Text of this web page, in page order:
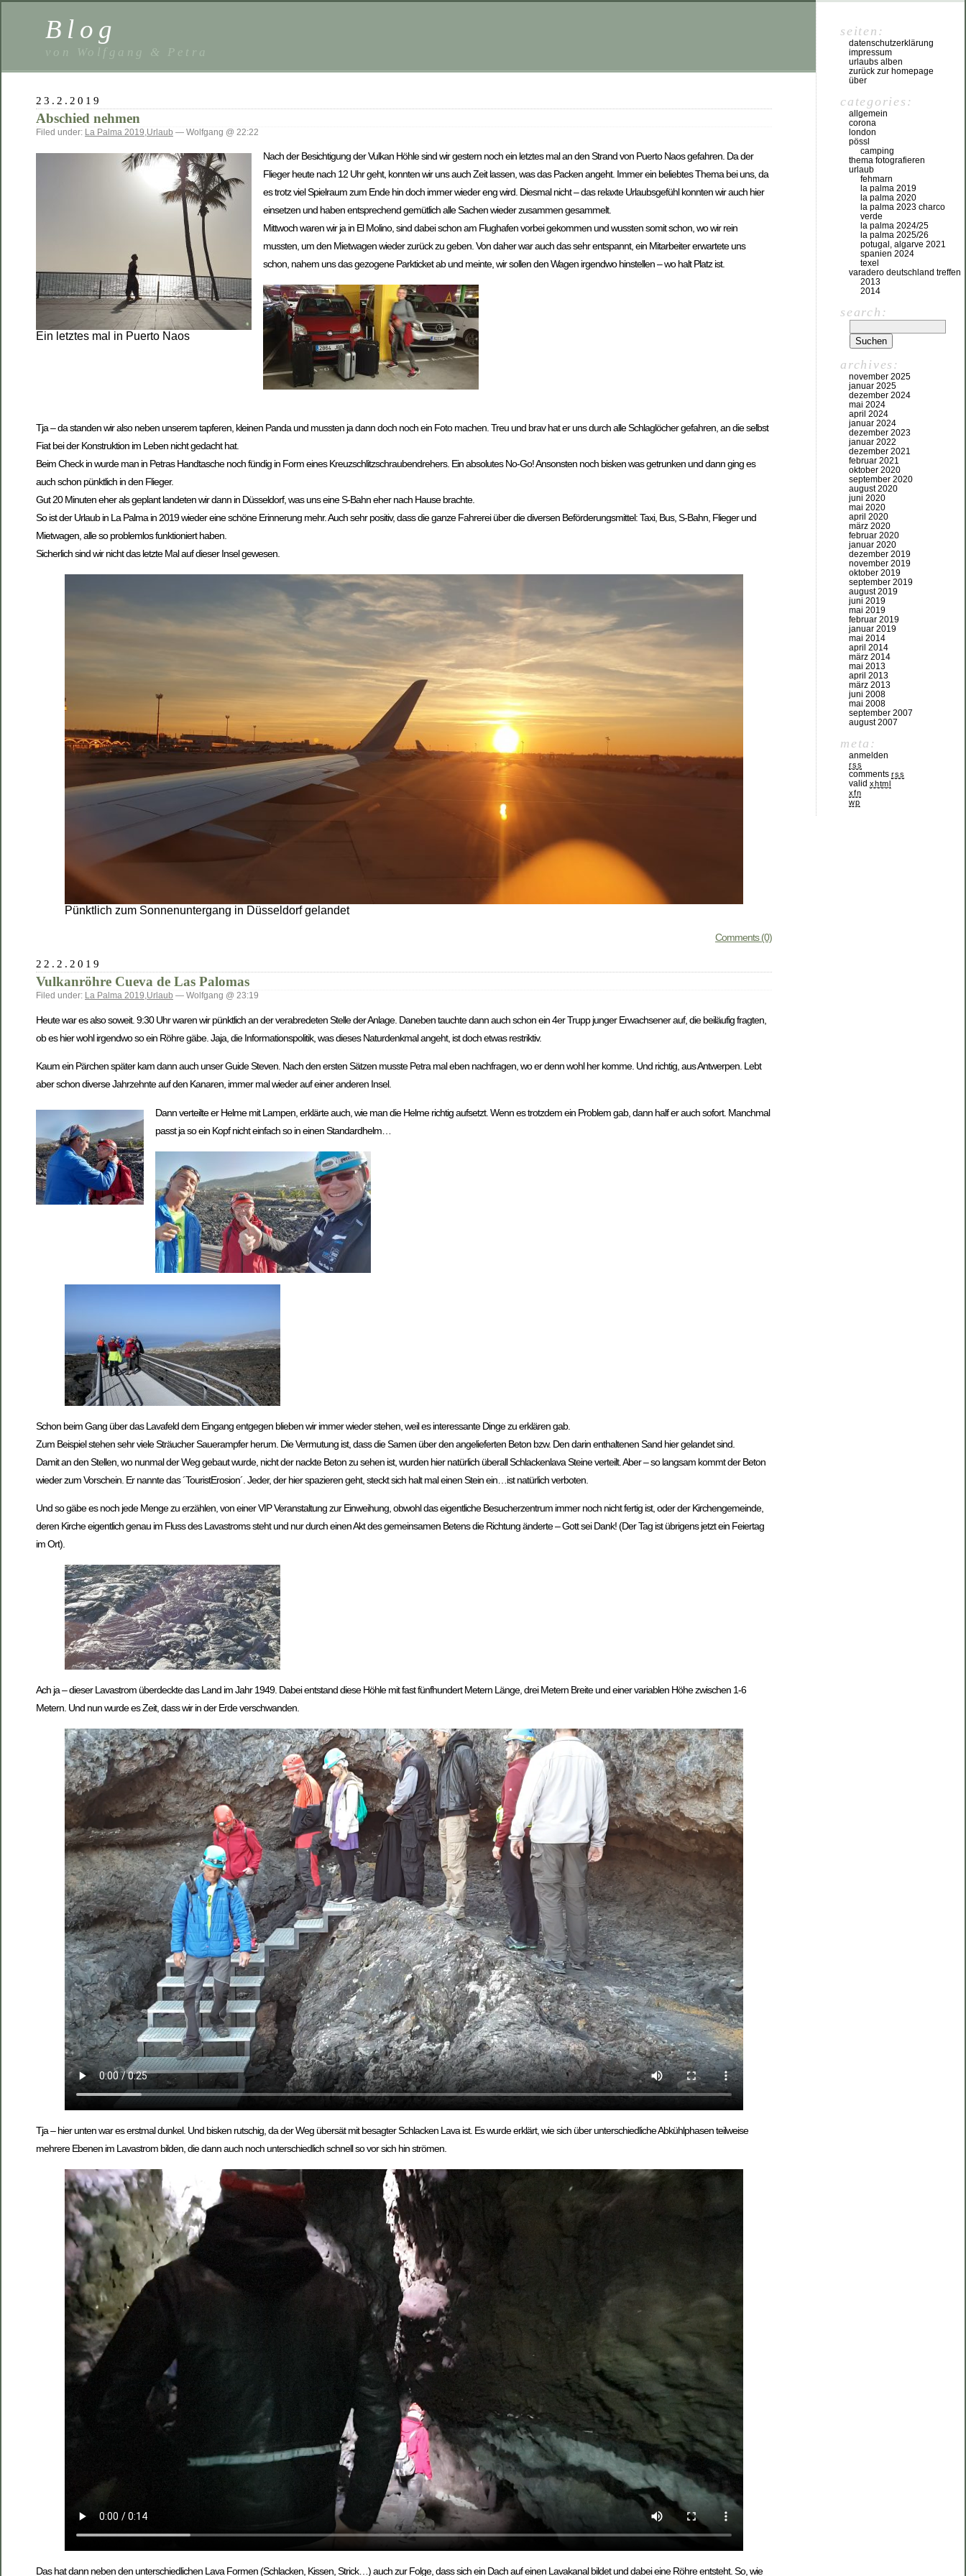
Blog
von Wolfgang & Petra
23.2.2019
Abschied nehmen
Filed under: La Palma 2019,Urlaub — Wolfgang @ 22:22
Ein letztes mal in Puerto Naos
Nach der Besichtigung der Vulkan Höhle sind wir gestern noch ein letztes mal an den Strand von Puerto Naos gefahren. Da der
Flieger heute nach 12 Uhr geht, konnten wir uns auch Zeit lassen, was das Packen angeht. Immer ein beliebtes Thema bei uns, da
es trotz viel Spielraum zum Ende hin doch immer wieder eng wird. Diesmal nicht – das relaxte Urlaubsgefühl konnten wir auch hier
einsetzen und haben entsprechend gemütlich alle Sachen wieder zusammen gesammelt.
Mittwoch waren wir ja in El Molino, sind dabei schon am Flughafen vorbei gekommen und wussten somit schon, wo wir rein
mussten, um den Mietwagen wieder zurück zu geben. Von daher war auch das sehr entspannt, ein Mitarbeiter erwartete uns
schon, nahem uns das gezogene Parkticket ab und meinte, wir sollen den Wagen irgendwo hinstellen – wo halt Platz ist.
Tja – da standen wir also neben unserem tapferen, kleinen Panda und mussten ja dann doch noch ein Foto machen. Treu und brav hat er uns durch alle Schlaglöcher gefahren, an die selbst
Fiat bei der Konstruktion im Leben nicht gedacht hat.
Beim Check in wurde man in Petras Handtasche noch fündig in Form eines Kreuzschlitzschraubendrehers. Ein absolutes No-Go! Ansonsten noch bisken was getrunken und dann ging es
auch schon pünktlich in den Flieger.
Gut 20 Minuten eher als geplant landeten wir dann in Düsseldorf, was uns eine S-Bahn eher nach Hause brachte.
So ist der Urlaub in La Palma in 2019 wieder eine schöne Erinnerung mehr. Auch sehr positiv, dass die ganze Fahrerei über die diversen Beförderungsmittel: Taxi, Bus, S-Bahn, Flieger und
Mietwagen, alle so problemlos funktioniert haben.
Sicherlich sind wir nicht das letzte Mal auf dieser Insel gewesen.
Pünktlich zum Sonnenuntergang in Düsseldorf gelandet
Comments (0)
22.2.2019
Vulkanröhre Cueva de Las Palomas
Filed under: La Palma 2019,Urlaub — Wolfgang @ 23:19
Heute war es also soweit. 9:30 Uhr waren wir pünktlich an der verabredeten Stelle der Anlage. Daneben tauchte dann auch schon ein 4er Trupp junger Erwachsener auf, die beiläufig fragten,
ob es hier wohl irgendwo so ein Röhre gäbe. Jaja, die Informationspolitik, was dieses Naturdenkmal angeht, ist doch etwas restriktiv.
Kaum ein Pärchen später kam dann auch unser Guide Steven. Nach den ersten Sätzen musste Petra mal eben nachfragen, wo er denn wohl her komme. Und richtig, aus Antwerpen. Lebt
aber schon diverse Jahrzehnte auf den Kanaren, immer mal wieder auf einer anderen Insel.
Dann verteilte er Helme mit Lampen, erklärte auch, wie man die Helme richtig aufsetzt. Wenn es trotzdem ein Problem gab, dann half er auch sofort. Manchmal
passt ja so ein Kopf nicht einfach so in einen Standardhelm…
Schon beim Gang über das Lavafeld dem Eingang entgegen blieben wir immer wieder stehen, weil es interessante Dinge zu erklären gab.
Zum Beispiel stehen sehr viele Sträucher Sauerampfer herum. Die Vermutung ist, dass die Samen über den angelieferten Beton bzw. Den darin enthaltenen Sand hier gelandet sind.
Damit an den Stellen, wo nunmal der Weg gebaut wurde, nicht der nackte Beton zu sehen ist, wurden hier natürlich überall Schlackenlava Steine verteilt. Aber – so langsam kommt der Beton
wieder zum Vorschein. Er nannte das ´TouristErosion´. Jeder, der hier spazieren geht, steckt sich halt mal einen Stein ein…ist natürlich verboten.
Und so gäbe es noch jede Menge zu erzählen, von einer VIP Veranstaltung zur Einweihung, obwohl das eigentliche Besucherzentrum immer noch nicht fertig ist, oder der Kirchengemeinde,
deren Kirche eigentlich genau im Fluss des Lavastroms steht und nur durch einen Akt des gemeinsamen Betens die Richtung änderte – Gott sei Dank! (Der Tag ist übrigens jetzt ein Feiertag
im Ort).
Ach ja – dieser Lavastrom überdeckte das Land im Jahr 1949. Dabei entstand diese Höhle mit fast fünfhundert Metern Länge, drei Metern Breite und einer variablen Höhe zwischen 1-6
Metern. Und nun wurde es Zeit, dass wir in der Erde verschwanden.
Tja – hier unten war es erstmal dunkel. Und bisken rutschig, da der Weg übersät mit besagter Schlacken Lava ist. Es wurde erklärt, wie sich über unterschiedliche Abkühlphasen teilweise
mehrere Ebenen im Lavastrom bilden, die dann auch noch unterschiedlich schnell so vor sich hin strömen.
Das hat dann neben den unterschiedlichen Lava Formen (Schlacken, Kissen, Strick…) auch zur Folge, dass sich ein Dach auf einen Lavakanal bildet und dabei eine Röhre entsteht. So, wie
seiten:
datenschutzerklärung
impressum
urlaubs alben
zurück zur homepage
über
categories:
allgemein
corona
london
pössl
camping
thema fotografieren
urlaub
fehmarn
la palma 2019
la palma 2020
la palma 2023 charco
verde
la palma 2024/25
la palma 2025/26
potugal, algarve 2021
spanien 2024
texel
varadero deutschland treffen
2013
2014
search:
archives:
november 2025
januar 2025
dezember 2024
mai 2024
april 2024
januar 2024
dezember 2023
januar 2022
dezember 2021
februar 2021
oktober 2020
september 2020
august 2020
juni 2020
mai 2020
april 2020
märz 2020
februar 2020
januar 2020
dezember 2019
november 2019
oktober 2019
september 2019
august 2019
juni 2019
mai 2019
februar 2019
januar 2019
mai 2014
april 2014
märz 2014
mai 2013
april 2013
märz 2013
juni 2008
mai 2008
september 2007
august 2007
meta:
anmelden
rss
comments rss
valid xhtml
xfn
wp